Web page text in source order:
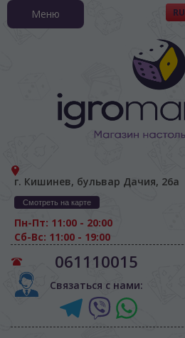
RU
г. Кишинев, бульвар Дачия, 26а
Смотреть на карте
Пн-Пт: 11:00 - 20:00
Сб-Вс: 11:00 - 19:00
061110015
Связаться с нами:
Меню